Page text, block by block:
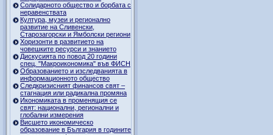
Солидарното общество и борбата с
неравенствата
Култура, музеи и регионално
развитие на Сливенски,
Старозагорски и Ямболски региони
Хоризонти в развитието на
човешките ресурси и знанието
Дискусията по повод 20 години
спец. "Макроикономика" във ФИСН
Образованието и изследванията в
информационното общество
Следкризисният финансов свят –
стагнация или радикална промяна
Икономиката в променящия се
свят: национални, регионални и
глобални измерения
Висшето икономическо
образование в България в годините